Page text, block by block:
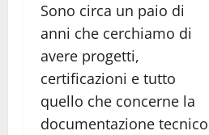
Sono circa un paio di
anni che cerchiamo di
avere progetti,
certificazioni e tutto
quello che concerne la
documentazione tecnico